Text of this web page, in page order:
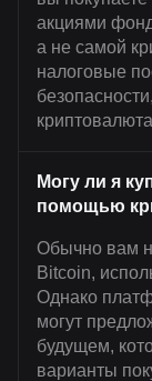
акциями
а не самой
налоговые
Могу ли я
помощью
Обычно вам
Bitcoin,
Однако
могут
будущем,
варианты